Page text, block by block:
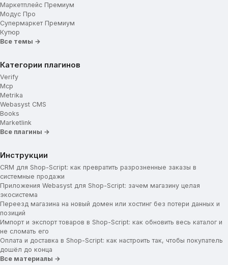
Маркетплейс Премиум
Модус Про
Супермаркет Премиум
Кутюр
Все темы →
Категории плагинов
Verify
Mcp
Metrika
Webasyst CMS
Books
Marketlink
Все плагины →
Инструкции
CRM для Shop-Script: как превратить разрозненные заказы в
системные продажи
Приложения Webasyst для Shop-Script: зачем магазину целая
экосистема
Переезд магазина на новый домен или хостинг без потери данных и
позиций
Импорт и экспорт товаров в Shop-Script: как обновить весь каталог и
не сломать его
Оплата и доставка в Shop-Script: как настроить так, чтобы покупатель
дошёл до конца
Все материалы →